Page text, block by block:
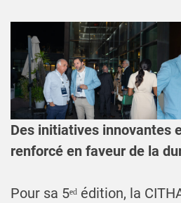
Des initiatives innovantes
renforcé en faveur de la
Pour sa 5ᵉᵈ édition, la